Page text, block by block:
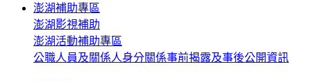
澎湖補助專區
澎湖影視補助
澎湖活動補助專區
公職人員及關係人身分關係事前揭露及事後公開資訊